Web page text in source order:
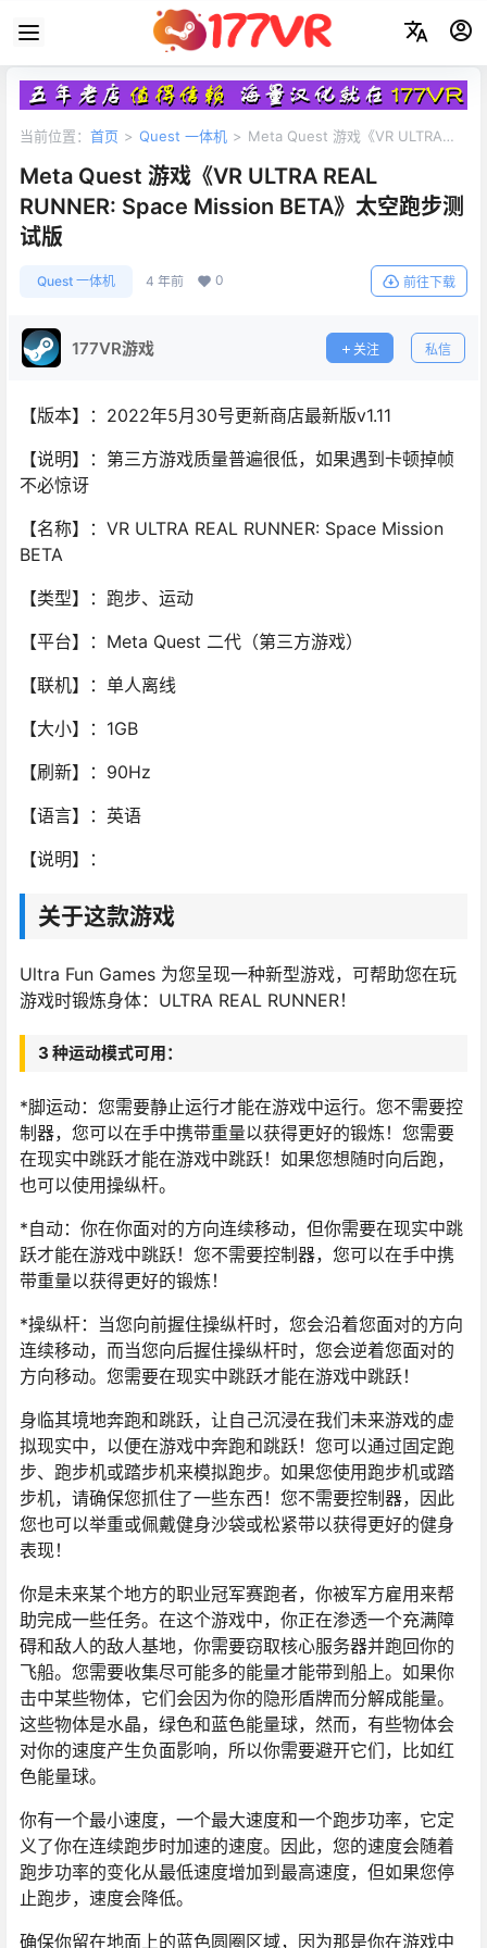
当前位置： 首页 > Quest 一体机 > Meta Quest 游戏《VR ULTRA
Meta Quest 游戏《VR ULTRA REAL
RUNNER: Space Mission BETA》太空跑步测
试版
Quest 一体机 4 年前 0 前往下载
177VR游戏 关注 私信
【版本】：2022年5月30号更新商店最新版v1.11
【说明】：第三方游戏质量普遍很低，如果遇到卡顿掉帧
不必惊讶
【名称】：VR ULTRA REAL RUNNER: Space Mission
BETA
【类型】：跑步、运动
【平台】：Meta Quest 二代（第三方游戏）
【联机】：单人离线
【大小】：1GB
【刷新】：90Hz
【语言】：英语
【说明】：
关于这款游戏
Ultra Fun Games 为您呈现一种新型游戏，可帮助您在玩
游戏时锻炼身体：ULTRA REAL RUNNER！
3 种运动模式可用：
*脚运动：您需要静止运行才能在游戏中运行。您不需要控
制器，您可以在手中携带重量以获得更好的锻炼！您需要
在现实中跳跃才能在游戏中跳跃！如果您想随时向后跑，
也可以使用操纵杆。
*自动：你在你面对的方向连续移动，但你需要在现实中跳
跃才能在游戏中跳跃！您不需要控制器，您可以在手中携
带重量以获得更好的锻炼！
*操纵杆：当您向前握住操纵杆时，您会沿着您面对的方向
连续移动，而当您向后握住操纵杆时，您会逆着您面对的
方向移动。您需要在现实中跳跃才能在游戏中跳跃！
身临其境地奔跑和跳跃，让自己沉浸在我们未来游戏的虚
拟现实中，以便在游戏中奔跑和跳跃！您可以通过固定跑
步、跑步机或踏步机来模拟跑步。如果您使用跑步机或踏
步机，请确保您抓住了一些东西！您不需要控制器，因此
您也可以举重或佩戴健身沙袋或松紧带以获得更好的健身
表现！
你是未来某个地方的职业冠军赛跑者，你被军方雇用来帮
助完成一些任务。在这个游戏中，你正在渗透一个充满障
碍和敌人的敌人基地，你需要窃取核心服务器并跑回你的
飞船。您需要收集尽可能多的能量才能带到船上。如果你
击中某些物体，它们会因为你的隐形盾牌而分解成能量。
这些物体是水晶，绿色和蓝色能量球，然而，有些物体会
对你的速度产生负面影响，所以你需要避开它们，比如红
色能量球。
你有一个最小速度，一个最大速度和一个跑步功率，它定
义了你在连续跑步时加速的速度。因此，您的速度会随着
跑步功率的变化从最低速度增加到最高速度，但如果您停
止跑步，速度会降低。
确保你留在地面上的蓝色圆圈区域，因为那是你在游戏中